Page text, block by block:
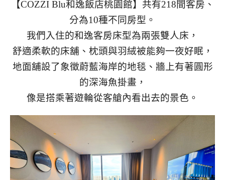
【COZZI Blu和逸飯店桃園館】共有218間客房、
分為10種不同房型。
我們入住的和逸客房床型為兩張雙人床，
舒適柔軟的床舖、枕頭與羽絨被能夠一夜好眠，
地面舖設了象徵蔚藍海岸的地毯、牆上有著圓形
的深海魚掛畫，
像是搭乘著遊輪從客艙內看出去的景色。